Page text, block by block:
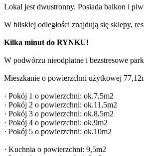
Lokal jest dwustronny. Posiada balkon i
W bliskiej odległości znajdują się sklepy,
Kilka minut do RYNKU!
W podwórzu nieodpłatne i bezstresowe
Mieszkanie o powierzchni użytkowej
· Pokój 1 o powierzchni: ok.7,5m2
· Pokój 2 o powierzchni: ok.11,5m2
· Pokój 3 o powierzchni: ok.8,5m2
· Pokój 4 o powierzchni: ok.9m2
· Pokój 5 o powierzchni: ok.10m2
· Kuchnia o powierzchni: 9,5m2